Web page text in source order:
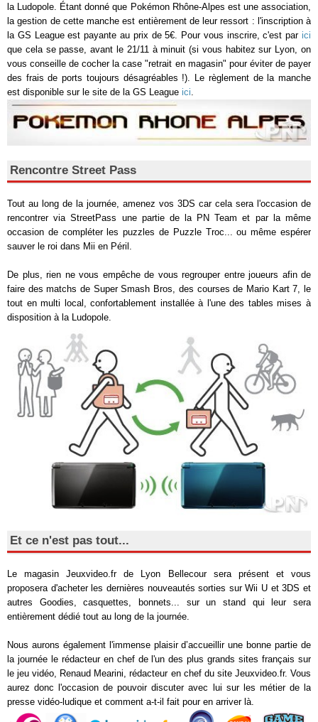
la Ludopole. Étant donné que Pokémon Rhône-Alpes est une association,
la gestion de cette manche est entièrement de leur ressort : l'inscription à
la GS League est payante au prix de 5€. Pour vous inscrire, c'est par ici
que cela se passe, avant le 21/11 à minuit (si vous habitez sur Lyon, on
vous conseille de cocher la case "retrait en magasin" pour éviter de payer
des frais de ports toujours désagréables !). Le règlement de la manche
est disponible sur le site de la GS League ici
Rencontre Street Pass
Tout au long de la journée, amenez vos 3DS car cela sera l'occasion de
rencontrer via StreetPass une partie de la PN Team et par la même
occasion de compléter les puzzles de Puzzle Troc... ou même espérer
sauver le roi dans Mii en Péril.
De plus, rien ne vous empêche de vous regrouper entre joueurs afin de
faire des matchs de Super Smash Bros, des courses de Mario Kart 7, le
tout en multi local, confortablement installée à l'une des tables mises à
disposition à la Ludopole.
Et ce n'est pas tout...
Le magasin Jeuxvideo.fr de Lyon Bellecour sera présent et vous
proposera d'acheter les dernières nouveautés sorties sur Wii U et 3DS et
autres Goodies, casquettes, bonnets... sur un stand qui leur sera
entièrement dédié tout au long de la journée.
Nous aurons également l'immense plaisir d’accueillir une bonne partie de
la journée le rédacteur en chef de l'un des plus grands sites français sur
le jeu vidéo, Renaud Mearini, rédacteur en chef du site Jeuxvideo.fr. Vous
aurez donc l'occasion de pouvoir discuter avec lui sur les métier de la
presse vidéo-ludique et comment a-t-il fait pour en arriver là.